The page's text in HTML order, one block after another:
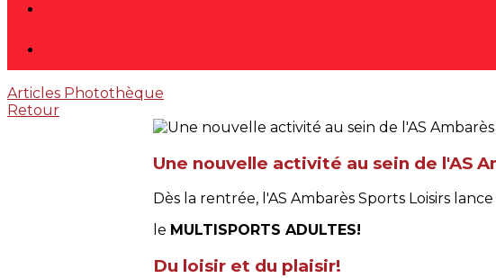
Articles Photothèque
Retour
Une nouvelle activité au sein de l'AS
Dès la rentrée, l'AS Ambarès Sports Loisirs
le MULTISPORTS ADULTES!
Du loisir et du plaisir!